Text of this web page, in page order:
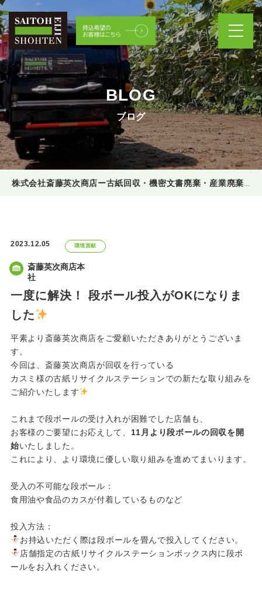
BLOG
ブログ
2023.12.05 環境貢献
斎藤英次商店本
社
一度に解決！ 段ボール投入がOKになりま
した
平素より斎藤英次商店をご愛顧いただきありがとうございま
す。
今回は、斎藤英次商店が回収を行っている
カスミ様の古紙リサイクルステーションでの新たな取り組みを
ご紹介いたします
これまで段ボールの受け入れが困難でした店舗も、
お客様のご要望にお応えして、 11月より段ボールの回収を開
始いたしました。
これにより、より環境に優しい取り組みを進めてまいります。
受入の不可能な段ボール：
食用油や食品のカスが付着しているものなど
投入方法：
お持込いただく際は段ボールを畳んで投入してください。
店舗指定の古紙リサイクルステーションボックス内に段ボ
ールをお入れください。